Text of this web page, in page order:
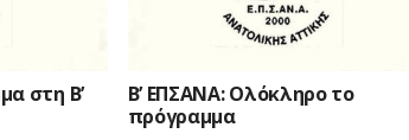
στη Β’
Β’ ΕΠΣΑΝΑ: Ολόκληρο το
πρόγραμμα